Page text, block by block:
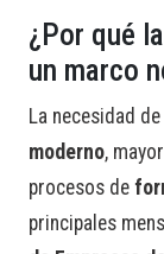
¿Por qué
un marco
La necesidad
moderno, mayor
procesos de
principales